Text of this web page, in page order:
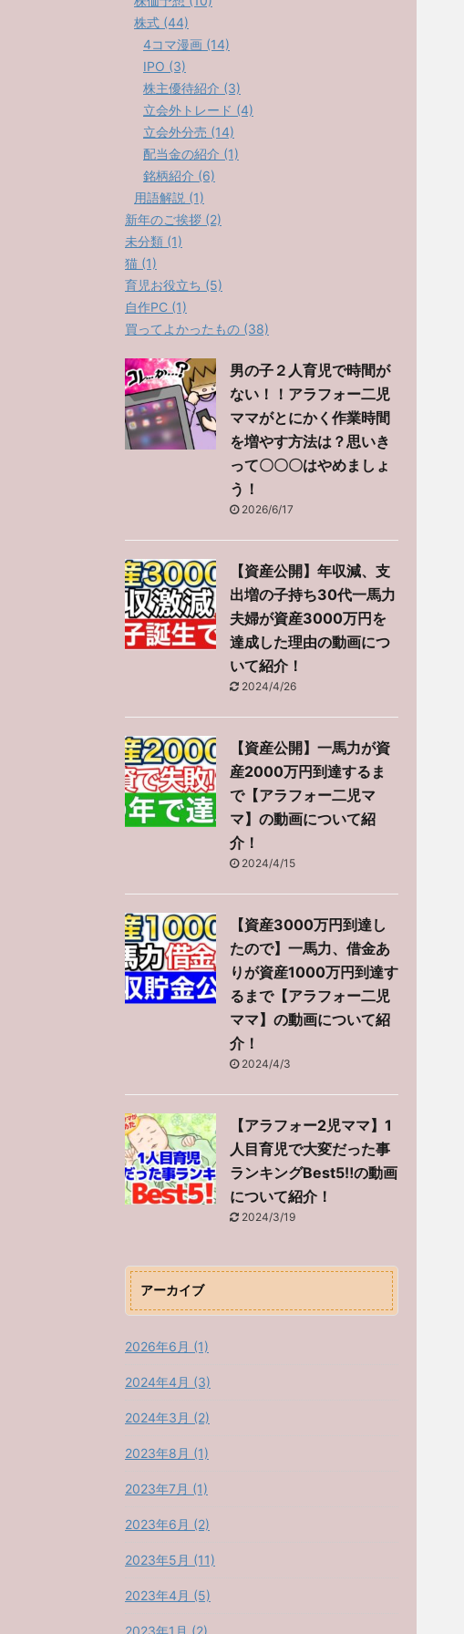
株式 (44)
4コマ漫画 (14)
IPO (3)
株主優待紹介 (3)
立会外トレード (4)
立会外分売 (14)
配当金の紹介 (1)
銘柄紹介 (6)
用語解説 (1)
新年のご挨拶 (2)
未分類 (1)
猫 (1)
育児お役立ち (5)
自作PC (1)
買ってよかったもの (38)
男の子２人育児で時間が
ない！！アラフォー二児
ママがとにかく作業時間
を増やす方法は？思いき
って〇〇〇はやめましょ
う！
2026/6/17
【資産公開】年収減、支
出増の子持ち30代一馬力
夫婦が資産3000万円を
達成した理由の動画につ
いて紹介！
2024/4/26
【資産公開】一馬力が資
産2000万円到達するま
で【アラフォー二児マ
マ】の動画について紹
介！
2024/4/15
【資産3000万円到達し
たので】一馬力、借金あ
りが資産1000万円到達す
るまで【アラフォー二児
ママ】の動画について紹
介！
2024/4/3
【アラフォー2児ママ】1
人目育児で大変だった事
ランキングBest5‼︎の動画
について紹介！
2024/3/19
アーカイブ
2026年6月 (1)
2024年4月 (3)
2024年3月 (2)
2023年8月 (1)
2023年7月 (1)
2023年6月 (2)
2023年5月 (11)
2023年4月 (5)
2023年1月 (2)